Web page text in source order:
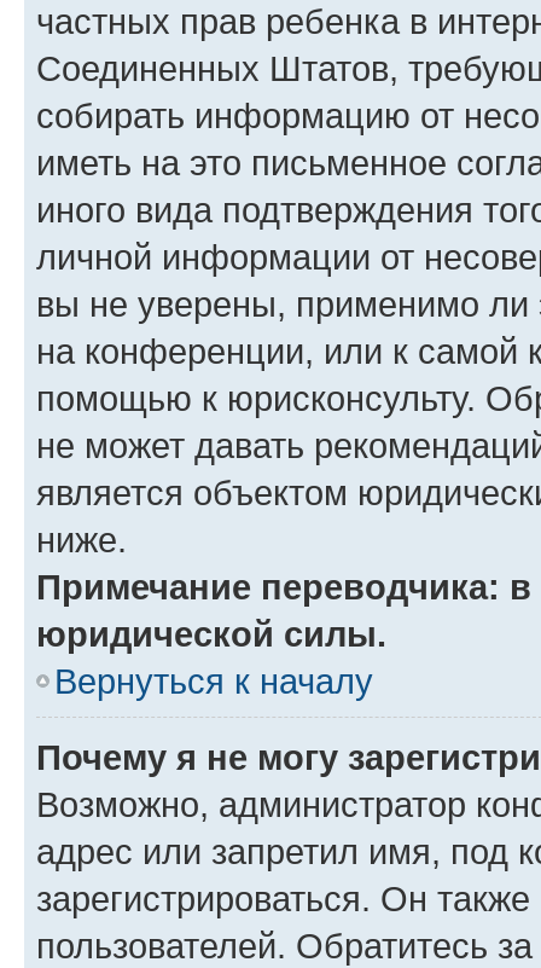
частных прав ребенка в
Соединенных Штатов,
собирать информацию от
иметь на это письменное
иного вида подтверждения
личной информации от
вы не уверены, применимо ли
на конференции, или к самой
помощью к юрисконсульту.
не может давать
является объектом
ниже.
Примечание переводчика:
юридической силы.
Вернуться к началу
Почему я не могу
Возможно, администратор
адрес или запретил имя, под
зарегистрироваться. Он
пользователей. Обратитесь